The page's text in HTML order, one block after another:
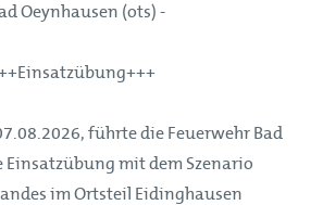
Oeynhausen (ots) -
führte die Feuerwehr Bad
Einsatzübung mit dem Szenario
im Ortsteil Eidinghausen